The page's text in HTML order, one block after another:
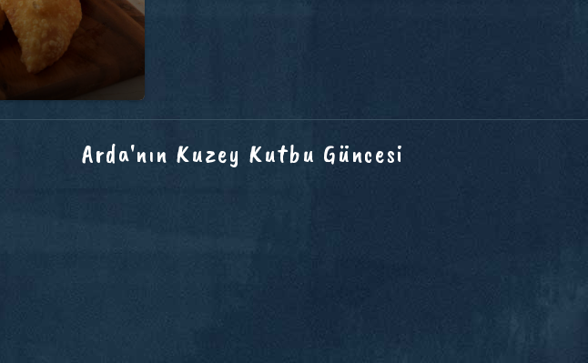
Arda'nın Kuzey Kutbu Güncesi